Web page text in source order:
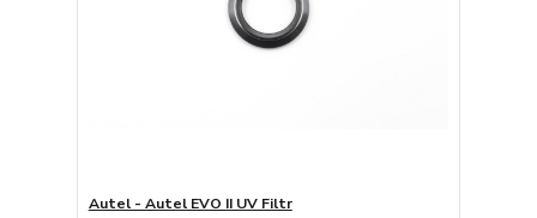
Autel - Autel EVO II UV Filtr